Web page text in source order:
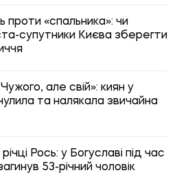
проти «спальника»: чи
супутники Києва зберегти
але свій»: киян у
та налякала звичайна
річці Рось: у Богуславі під час
53-річний чоловік